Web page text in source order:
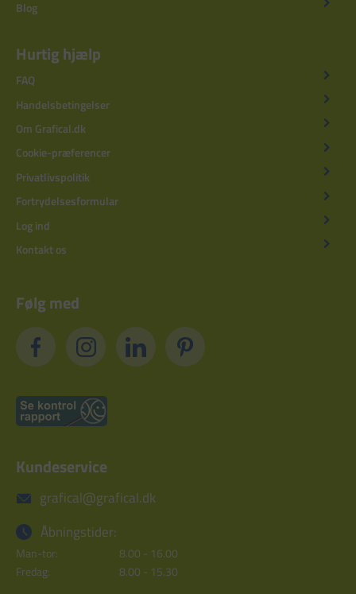
Blog
Hurtig hjælp
FAQ
Handelsbetingelser
Om Grafical.dk
Cookie-præferencer
Privatlivspolitik
Fortrydelsesformular
Log ind
Kontakt os
Følg med
Kundeservice
grafical@grafical.dk
Åbningstider:
Man-tor:
8.00 - 16.00
Fredag:
8.00 - 15.30